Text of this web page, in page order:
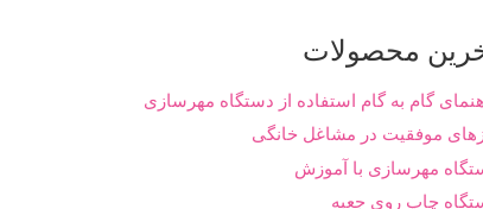
محصولات
گام به گام استفاده از دستگاه مهرسازی
موفقیت در مشاغل خانگی
مهرسازی با آموزش
چاپ روی جعبه